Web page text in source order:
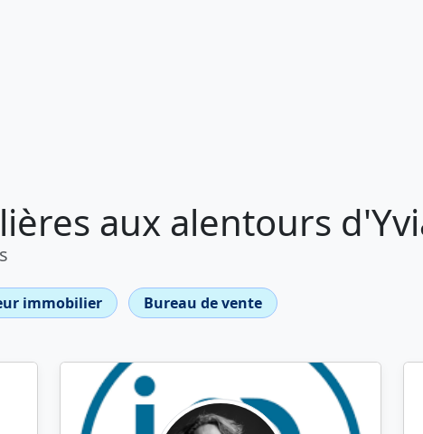
aux alentours
immobilier Bureau de vente